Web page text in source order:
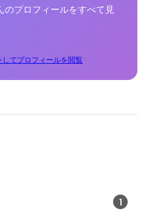
のプロフィールをすべて見
してプロフィールを閲覧
1